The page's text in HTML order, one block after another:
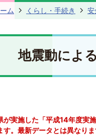
ム くらし・手続き 安
地震動によ
が実施した「平成14年度実
。最新データとは異なりま